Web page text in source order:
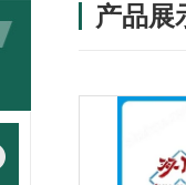
产品展